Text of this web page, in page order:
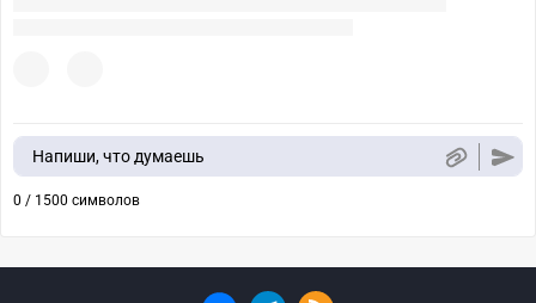
Напиши, что думаешь
0 / 1500 символов